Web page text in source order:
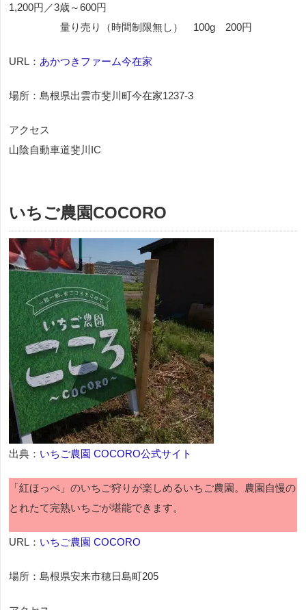
1,200円／3歳～600円
量り売り（時間制限無し） 100g 200円
URL： あかつきファーム今在家
場所：島根県出雲市斐川町今在家1237-3
アクセス
山陰自動車道斐川IC
いちご農園COCORO
出典： いちご農園 COCORO公式サイト
「紅ほっぺ」のいちご狩りが楽しめるいちご農園。農園自慢の
とれたて完熟いちごが堪能できます。
URL： いちご農園 COCORO
場所：島根県安来市穂日島町205